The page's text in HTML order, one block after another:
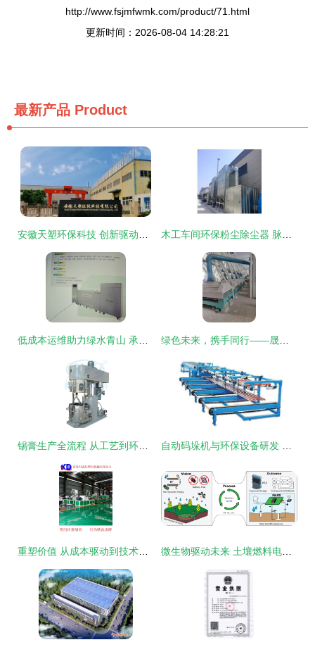
http://www.fsjmfwmk.com/product/71.html
更新时间：2026-08-04 14:28:21
最新产品 Product